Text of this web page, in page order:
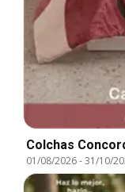
Colchas
01/08/2026-31/10/